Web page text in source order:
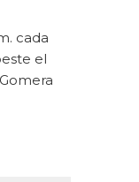
cada
el